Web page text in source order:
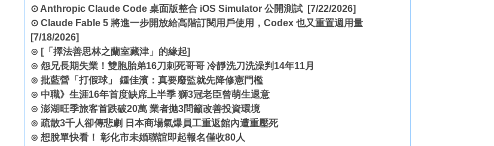
⊙ Anthropic Claude Code 桌面版整合 iOS Simulator 公開測試 [7/22/2026]
⊙ Claude Fable 5 將進一步開放給高階訂閱用戶使用，Codex 也又重置週用量
[7/18/2026]
⊙ [「擇法善思林之蘭室藏津」的緣起]
⊙ 怨兄長期失業！雙胞胎弟16刀刺死哥哥 冷靜洗刀洗澡判14年11月
⊙ 批藍營「打假球」 鍾佳濱：真要廢監就先降修憲門檻
⊙ 中職》生涯16年首度缺席上半季 獅3冠老臣曾萌生退意
⊙ 澎湖旺季旅客首跌破20萬 業者拋3問籲改善投資環境
⊙ 疏散3千人卻傳悲劇 日本商場氣爆員工重返館內遭重壓死
⊙ 想脫單快看！ 彰化市未婚聯誼即起報名僅收80人